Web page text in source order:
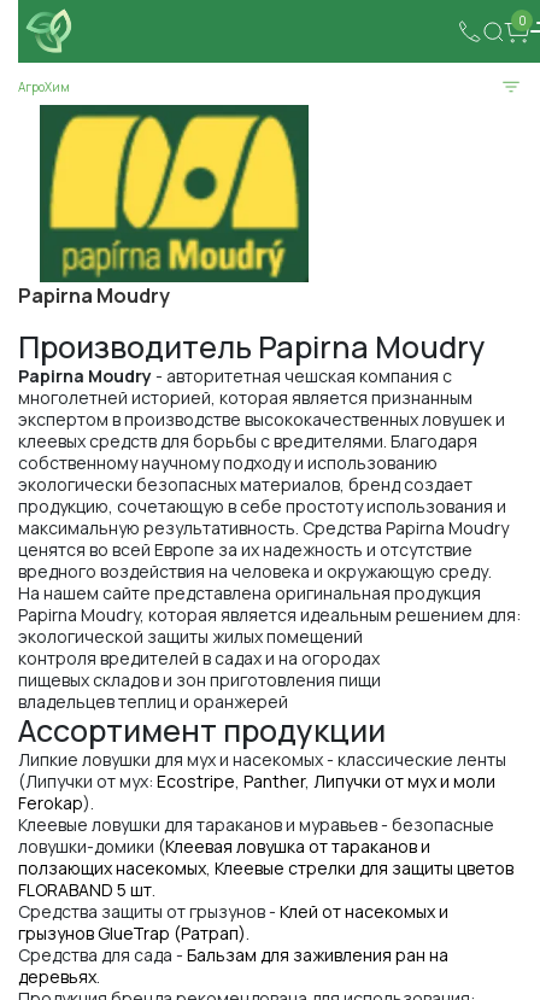
0
АгроХим
Papirna Moudry
Производитель Papirna Moudry
Papirna Moudry- авторитетная чешская компания с
многолетней историей, которая является признанным
экспертом в производстве высококачественных ловушек и
клеевых средств для борьбы с вредителями. Благодаря
собственному научному подходу и использованию
экологически безопасных материалов, бренд создает
продукцию, сочетающую в себе простоту использования и
максимальную результативность. Средства Papirna Moudry
ценятся во всей Европе за их надежность и отсутствие
вредного воздействия на человека и окружающую среду.
На нашем сайте представлена оригинальная продукция
Papirna Moudry, которая является идеальным решением для:
экологической защиты жилых помещений
контроля вредителей в садах и на огородах
пищевых складов и зон приготовления пищи
владельцев теплиц и оранжерей
Ассортимент продукции
Липкие ловушки для мух и насекомых - классические ленты
(Липучки от мух: Ecostripe, Panther, Липучки от мух и моли
Ferokap).
Клеевые ловушки для тараканов и муравьев - безопасные
ловушки-домики (Клеевая ловушка от тараканов и
ползающих насекомых, Клеевые стрелки для защиты цветов
FLORABAND 5 шт.
Средства защиты от грызунов - Клей от насекомых и
грызунов GlueTrap (Ратрап).
Средства для сада - Бальзам для заживления ран на
деревьях.